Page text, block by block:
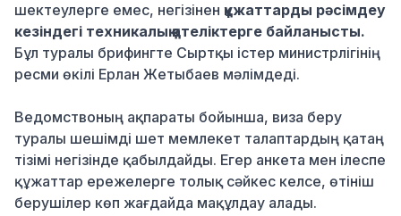
шектеулерге емес, негізінен құжаттарды рәсімдеу
кезіндегі техникалық қателіктерге байланысты.
Бұл туралы брифингте Сыртқы істер министрлігінің
ресми өкілі Ерлан Жетыбаев мәлімдеді.
Ведомствоның ақпараты бойынша, виза беру
туралы шешімді шет мемлекет талаптардың қатаң
тізімі негізінде қабылдайды. Егер анкета мен ілеспе
құжаттар ережелерге толық сәйкес келсе, өтініш
берушілер көп жағдайда мақұлдау алады.